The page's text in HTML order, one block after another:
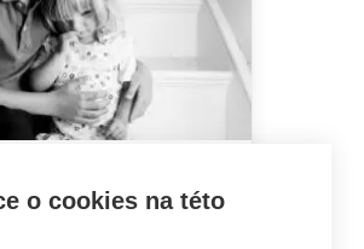
o cookies na této